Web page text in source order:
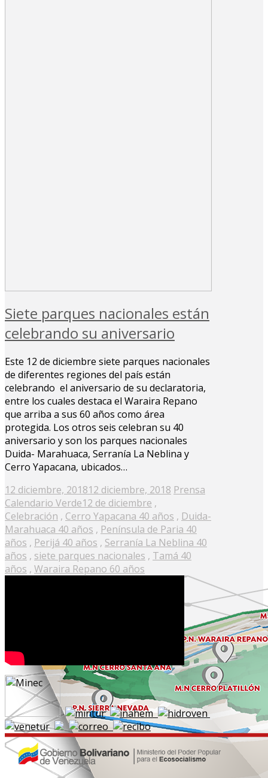
Siete parques nacionales están
celebrando su aniversario
Este 12 de diciembre siete parques nacionales
de diferentes regiones del país están
celebrando el aniversario de su declaratoria,
entre los cuales destaca el Waraira Repano
que arriba a sus 60 años como área
protegida. Los otros seis celebran su 40
aniversario y son los parques nacionales
Duida- Marahuaca, Serranía La Neblina y
Cerro Yapacana, ubicados…
Posted
on
12 diciembre, 201812 diciembre, 2018 Prensa
Calendario Verde12 de diciembre ,
Celebración , Cerro Yapacana 40 años , Duida-
Marahuaca 40 años , Península de Paria 40
años , Perijá 40 años , Serranía La Neblina 40
años , siete parques nacionales , Tamá 40
años , Waraira Repano 60 años